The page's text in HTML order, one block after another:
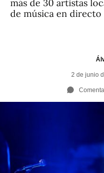
más de 30 artistas
de música en directo
2 de junio